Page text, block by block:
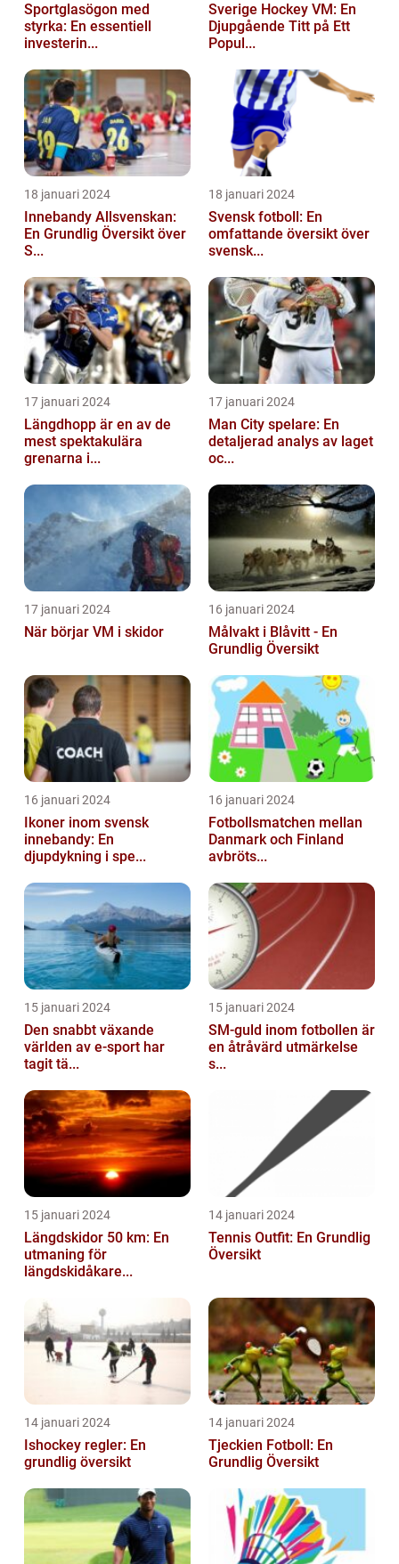
Sportglasögon med
styrka: En essentiell
investerin...
Sverige Hockey VM: En
Djupgående Titt på Ett
Popul...
18 januari 2024
Innebandy Allsvenskan:
En Grundlig Översikt över
S...
18 januari 2024
Svensk fotboll: En
omfattande översikt över
svensk...
17 januari 2024
Längdhopp är en av de
mest spektakulära
grenarna i...
17 januari 2024
Man City spelare: En
detaljerad analys av laget
oc...
17 januari 2024
När börjar VM i skidor
16 januari 2024
Målvakt i Blåvitt - En
Grundlig Översikt
16 januari 2024
Ikoner inom svensk
innebandy: En
djupdykning i spe...
16 januari 2024
Fotbollsmatchen mellan
Danmark och Finland
avbröts...
15 januari 2024
Den snabbt växande
världen av e-sport har
tagit tä...
15 januari 2024
SM-guld inom fotbollen är
en åtråvärd utmärkelse
s...
15 januari 2024
Längdskidor 50 km: En
utmaning för
längdskidåkare...
14 januari 2024
Tennis Outfit: En Grundlig
Översikt
14 januari 2024
Ishockey regler: En
grundlig översikt
14 januari 2024
Tjeckien Fotboll: En
Grundlig Översikt